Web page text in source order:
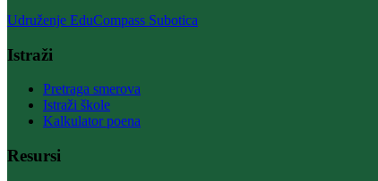
Udruženje EduCompass Subotica
Istraži
Pretraga smerova
Istraži škole
Kalkulator poena
Resursi